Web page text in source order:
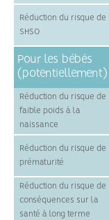
Réduction du risque de
SHSO
Pour les bébés
(potentiellement)
Réduction du risque de
faible poids à la
naissance
Réduction du risque de
prématurité
Réduction du risque de
conséquences sur la
santé à long terme